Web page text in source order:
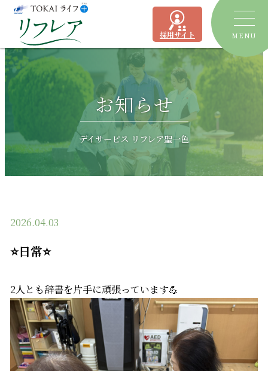
採用サイト MENU
トピックス
デイサービス
ショートステイ リフレア聖一色
有料老人ホーム リフレア上土
お知らせ
デイサービス リフレア聖一色
2026.04.03
⭐日常⭐
2人とも辞書を片手に頑張っています💪